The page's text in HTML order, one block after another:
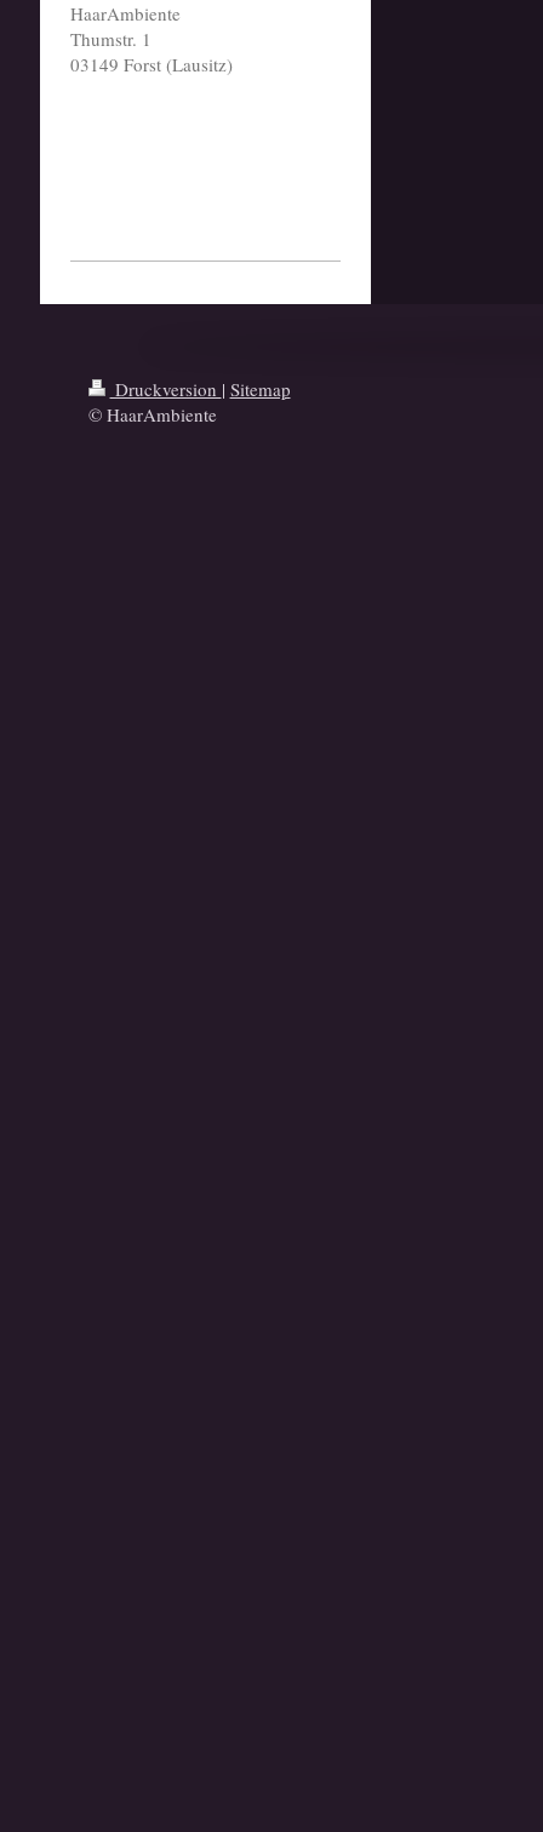
HaarAmbiente
Thumstr. 1
03149 Forst (Lausitz)
Druckversion | Sitemap
© HaarAmbiente